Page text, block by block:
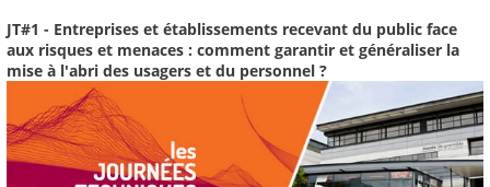
JT#1 - Entreprises et établissements recevant du public face
aux risques et menaces : comment garantir et généraliser la
mise à l'abri des usagers et du personnel ?